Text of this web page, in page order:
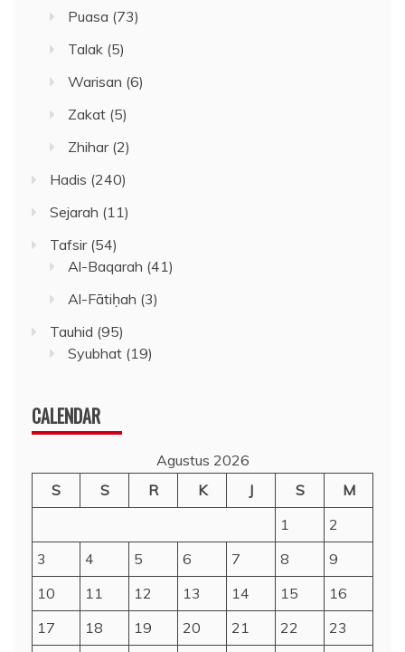
Puasa (73)
Talak (5)
Warisan (6)
Zakat (5)
Zhihar(2)
Hadis (240)
Sejarah (11)
Tafsir(54)
Al-Baqarah (41)
Al-Fātiḥah (3)
Tauhid (95)
Syubhat (19)
CALENDAR
Agustus 2026
S
S R K J S
M
1
2
3
4 5 6 7 8
9
10
11 12 13 14 15
16
17
18 19 20 21 22
23